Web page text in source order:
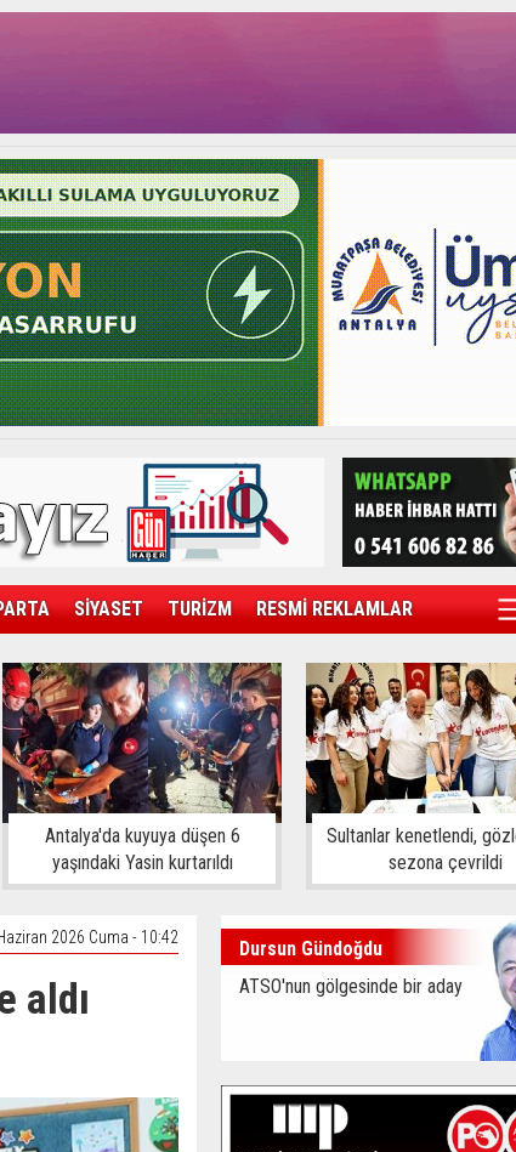
SİYASET TURİZM RESMİ REKLAMLAR
Antalya'da kuyuya düşen 6
yaşındaki Yasin kurtarıldı
Sultanlar kenetlendi,
sezona çevrildi
2026 Cuma - 10:42
aldı
Dursun Gündoğdu
ATSO'nun gölgesinde bir aday